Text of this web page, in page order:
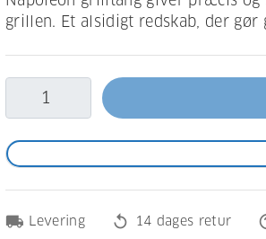
grillen. Et alsidigt redskab, der gør
local_shipping Levering replay 14 dages retur